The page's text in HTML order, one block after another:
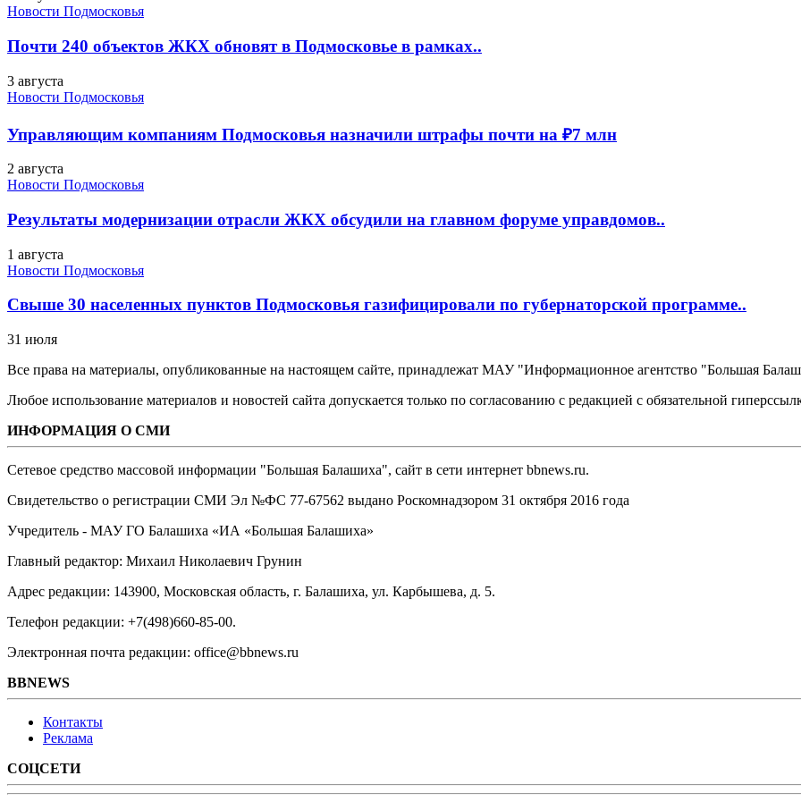
Новости Подмосковья
Почти 240 объектов ЖКХ обновят в Подмосковье в рамках..
3 августа
Новости Подмосковья
Управляющим компаниям Подмосковья назначили штрафы почти на ₽7 млн
2 августа
Новости Подмосковья
Результаты модернизации отрасли ЖКХ обсудили на главном форуме управдомов..
1 августа
Новости Подмосковья
Свыше 30 населенных пунктов Подмосковья газифицировали по губернаторской программе..
31 июля
Все права на материалы, опубликованные на настоящем сайте, принадлежат МАУ "Информационное агентство "Большая
Любое использование материалов и новостей сайта допускается только по согласованию с редакцией с обязательной
ИНФОРМАЦИЯ О СМИ
Сетевое средство массовой информации "Большая Балашиха", сайт в сети интернет bbnews.ru.
Свидетельство о регистрации СМИ Эл №ФС ‎77-67562 выдано Роскомнадзором 31 октября 2016 года
Учредитель - МАУ ГО Балашиха «ИА «Большая Балашиха»
Главный редактор: Михаил Николаевич Грунин
Адрес редакции: 143900, Московская область, г. Балашиха, ул. Карбышева, д. 5.
Телефон редакции: +7(498)660-85-00.
Электронная почта редакции: office@bbnews.ru
BBNEWS
Контакты
Реклама
СОЦСЕТИ